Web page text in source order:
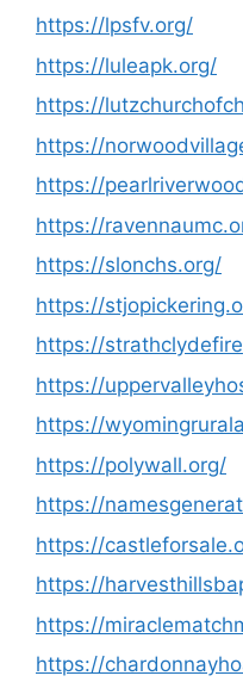
https://lpsfv.org/
https://luleapk.org/
https://
https://
https://
https://
https://slonchs.org/
https://
https://
https://
https://
https://polywall.org/
https://
https://
https://
https://
https://